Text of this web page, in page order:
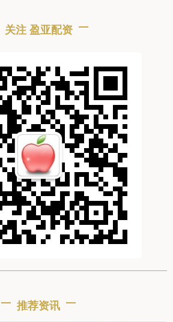
关注 盈亚配资
推荐资讯